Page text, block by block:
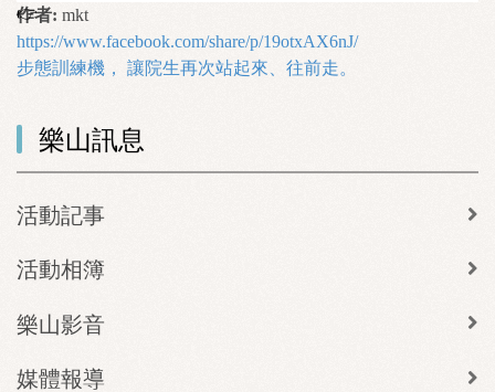
作者: mkt
https://www.facebook.com/share/p/19otxAX6nJ/
步態訓練機， 讓院生再次站起來、往前走。
樂山訊息
活動記事
活動相簿
樂山影音
媒體報導